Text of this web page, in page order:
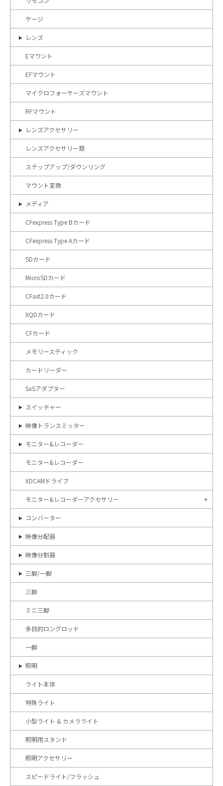
ケージ
レンズ
Eマウント
EFマウント
マイクロフォーサーズマウント
RFマウント
レンズアクセサリー
レンズアクセサリー類
ステップアップ/ダウンリング
マウント変換
メディア
CFexpress Type Bカード
CFexpress Type Aカード
SDカード
MicroSDカード
CFast2.0カード
XQDカード
CFカード
メモリースティック
カードリーダー
SxSアダプター
スイッチャー
映像トランスミッター
モニター&レコーダー
モニター&レコーダー
XDCAMドライブ
モニター&レコーダーアクセサリー
コンバーター
映像分配器
映像分割器
三脚/一脚
三脚
ミニ三脚
多目的ロングロッド
一脚
照明
ライト本体
特殊ライト
小型ライト & カメラライト
照明用スタンド
照明アクセサリー
スピードライト/フラッシュ